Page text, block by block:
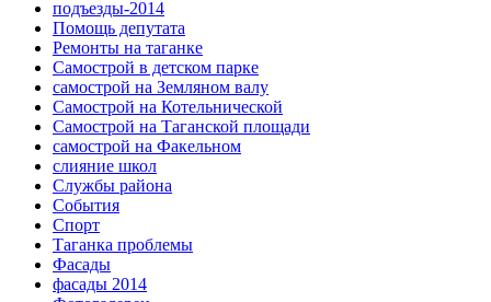
подъезды-2014
Помощь депутата
Ремонты на таганке
Самострой в детском парке
самострой на Земляном валу
Самострой на Котельнической
Самострой на Таганской площади
самострой на Факельном
слияние школ
Службы района
События
Спорт
Таганка проблемы
Фасады
фасады 2014